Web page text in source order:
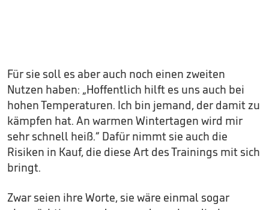
Für sie soll es aber auch noch einen zweiten
Nutzen haben: „Hoffentlich hilft es uns auch bei
hohen Temperaturen. Ich bin jemand, der damit zu
kämpfen hat. An warmen Wintertagen wird mir
sehr schnell heiß.“ Dafür nimmt sie auch die
Risiken in Kauf, die diese Art des Trainings mit sich
bringt.
Zwar seien ihre Worte, sie wäre einmal sogar